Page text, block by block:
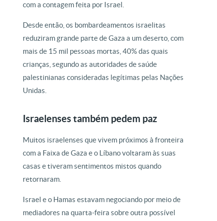
com a contagem feita por Israel.
Desde então, os bombardeamentos israelitas
reduziram grande parte de Gaza a um deserto, com
mais de 15 mil pessoas mortas, 40% das quais
crianças, segundo as autoridades de saúde
palestinianas consideradas legítimas pelas Nações
Unidas.
Israelenses também pedem paz
Muitos israelenses que vivem próximos à fronteira
com a Faixa de Gaza e o Líbano voltaram às suas
casas e tiveram sentimentos mistos quando
retornaram.
Israel e o Hamas estavam negociando por meio de
mediadores na quarta-feira sobre outra possível